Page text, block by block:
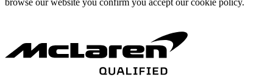
browse our website you confirm you accept our cookie policy.